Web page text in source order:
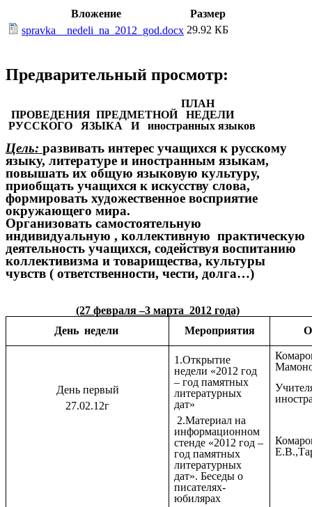
Вложение
Размер
spravka__nedeli_na_2012_god.docx 29.92 КБ
Предварительный просмотр:
ПЛАН
ПРОВЕДЕНИЯ ПРЕДМЕТНОЙ НЕДЕЛИ
РУССКОГО ЯЗЫКА И иностранных языков
Цель: развивать интерес учащихся к русскому
языку, литературе и иностранным языкам,
повышать их общую языковую культуру,
приобщать учащихся к искусству слова,
формировать художественное восприятие
окружающего мира.
Организовать самостоятельную
индивидуальную , коллективную практическую
деятельность учащихся, содействуя воспитанию
коллективизма и товарищества, культуры
чувств ( ответственности, чести, долга…)
(27 февраля –3 марта 2012 года)
День недели
Мероприятия
День первый
27.02.12г
1.Открытие
недели «2012 год
– год памятных
литературных
дат»
2.Материал на
информационном
стенде «2012 год –
год памятных
литературных
дат». Беседы о
писателях-
юбилярах